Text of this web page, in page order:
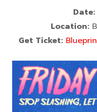
Date:
Location:
Get Ticket: